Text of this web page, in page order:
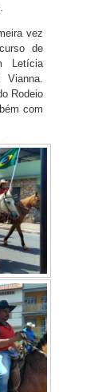
vez
de
Letícia
Rodeio
com